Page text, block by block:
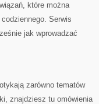
które można
Serwis
jak wprowadzać
zarówno tematów
znajdziesz tu omówienia